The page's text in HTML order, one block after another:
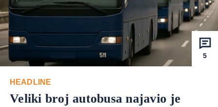
5
HEADLINE
Veliki broj autobusa najavio je